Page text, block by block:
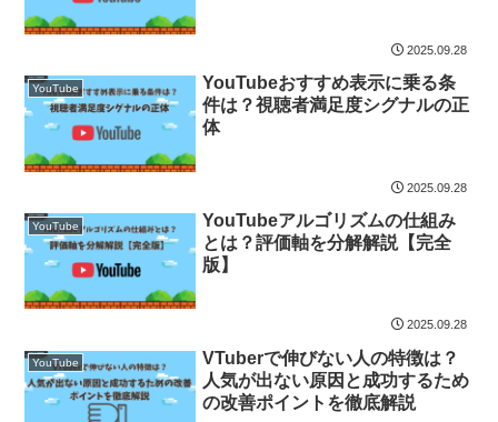
2025.09.28
YouTube
YouTubeおすすめ表示に乗る条
件は？視聴者満足度シグナルの正
体
2025.09.28
YouTube
YouTubeアルゴリズムの仕組み
とは？評価軸を分解解説【完全
版】
2025.09.28
YouTube
VTuberで伸びない人の特徴は？
人気が出ない原因と成功するため
の改善ポイントを徹底解説